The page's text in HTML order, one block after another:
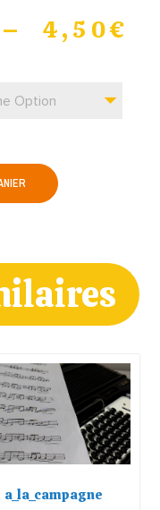
– 4,50€
Option
a_la_campagne